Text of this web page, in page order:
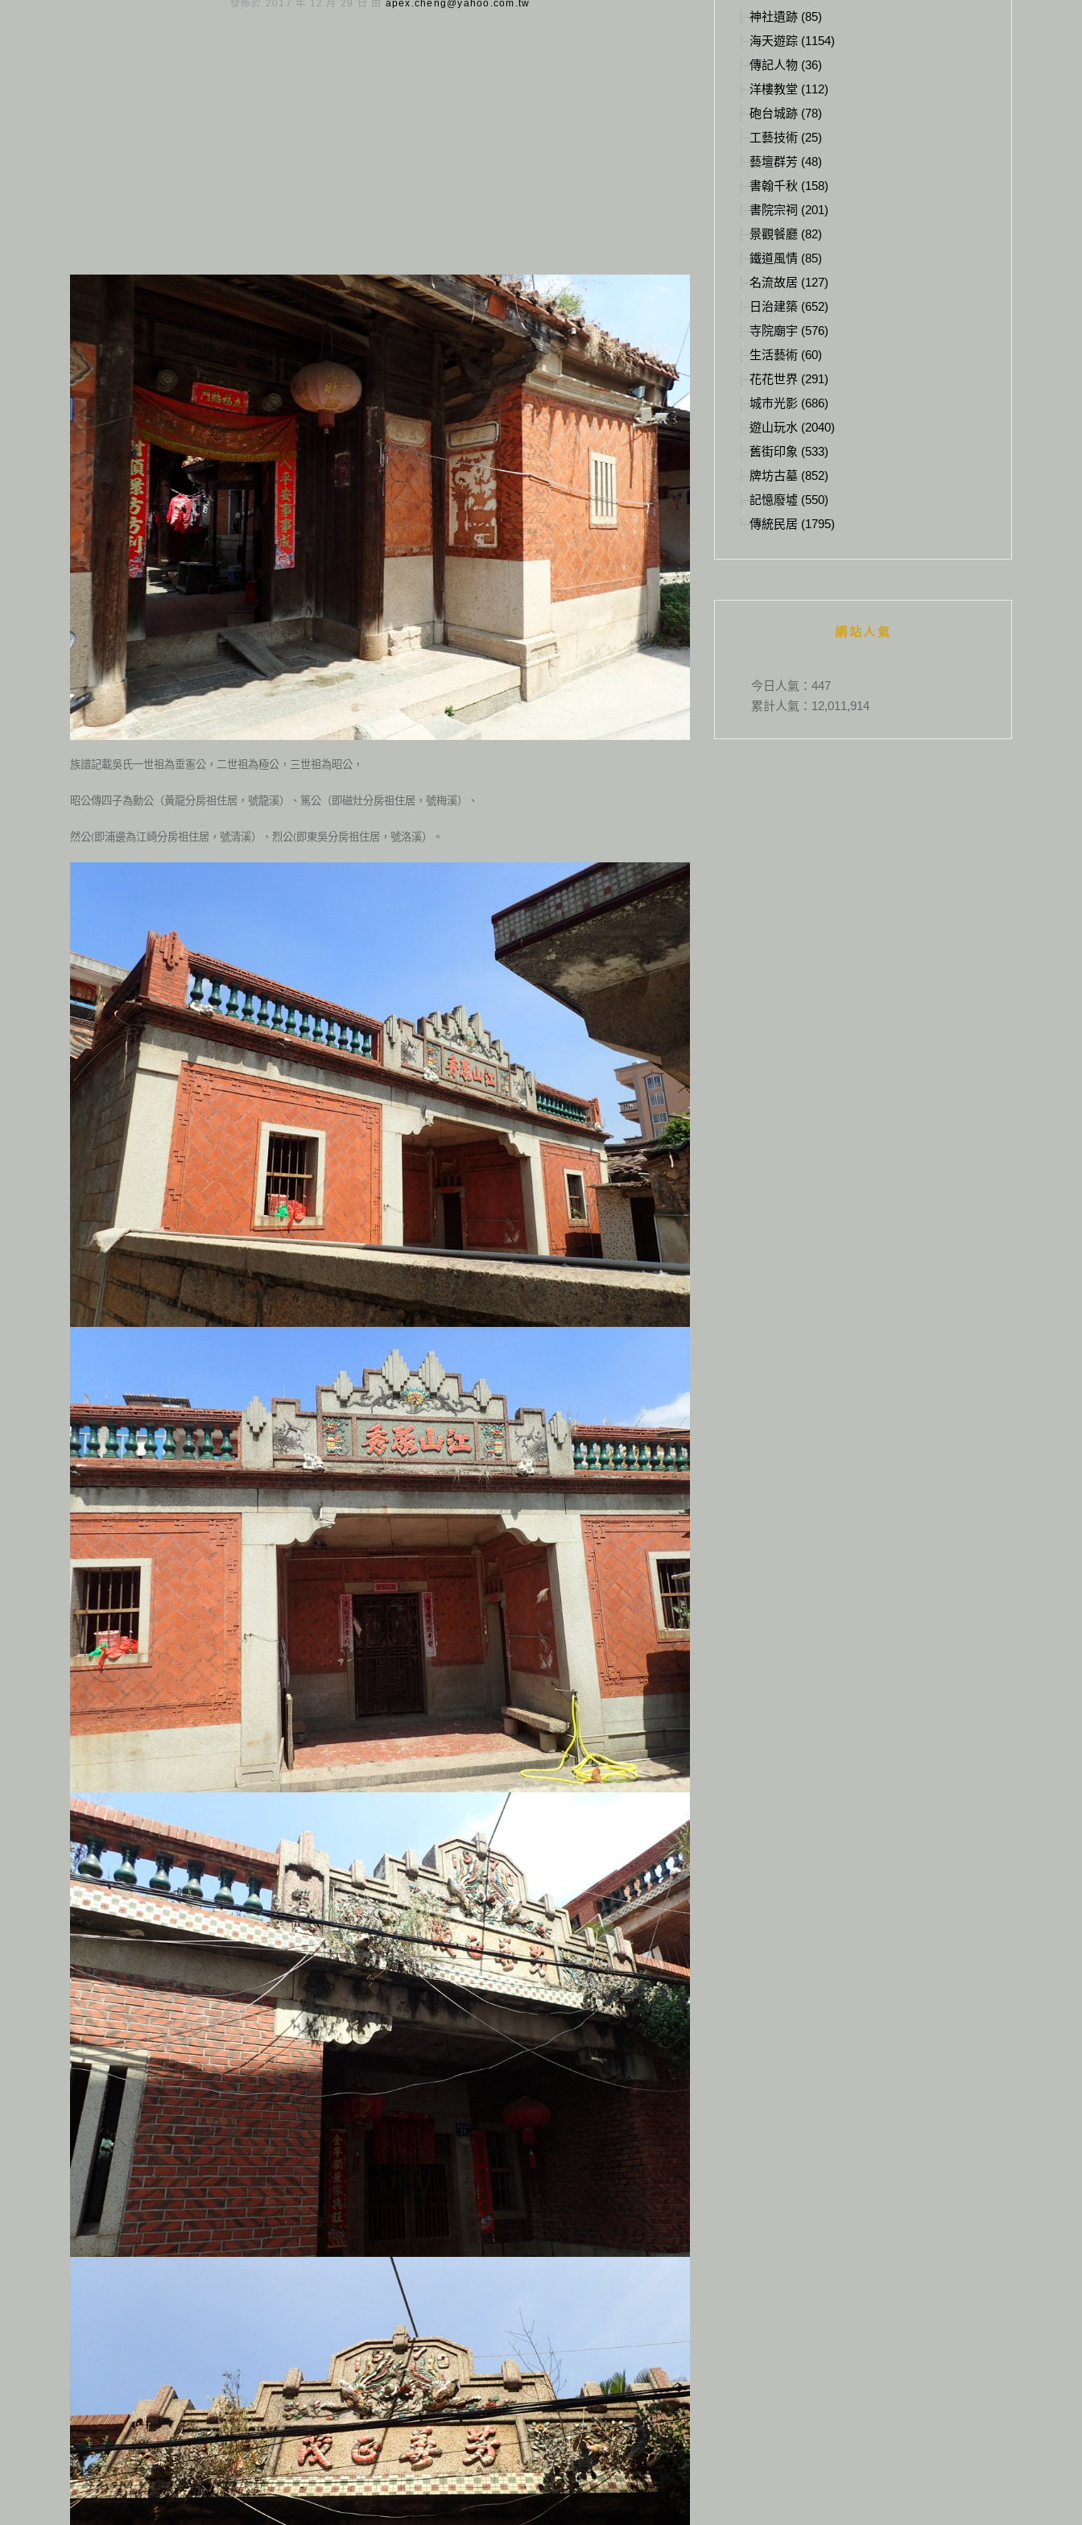
發佈於 2017 年 12 月 29 日 由 apex.cheng@yahoo.com.tw
族譜記載吳氏一世祖為垂憲公，二世祖為極公，三世祖為昭公，
昭公傳四子為勳公（黃龍分房祖住居，號龍溪）、篤公（即磁灶分房祖住居，號梅溪）、
然公(即浦邊為江崎分房祖住居，號清溪）、烈公(即東吳分房祖住居，號洛溪）。
神社遺跡 (85)
海天遊踪 (1154)
傳記人物 (36)
洋樓教堂 (112)
砲台城跡 (78)
工藝技術 (25)
藝壇群芳 (48)
書翰千秋 (158)
書院宗祠 (201)
景觀餐廳 (82)
鐵道風情 (85)
名流故居 (127)
日治建築 (652)
寺院廟宇 (576)
生活藝術 (60)
花花世界 (291)
城市光影 (686)
遊山玩水 (2040)
舊街印象 (533)
牌坊古墓 (852)
記憶廢墟 (550)
傳統民居 (1795)
網站人氣
今日人氣： 447
累計人氣： 12,011,914